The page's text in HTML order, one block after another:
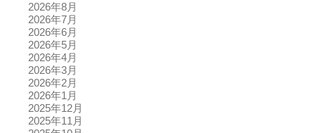
2026年8月
2026年7月
2026年6月
2026年5月
2026年4月
2026年3月
2026年2月
2026年1月
2025年12月
2025年11月